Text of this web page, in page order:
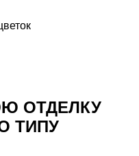
ОТДЕЛКУ
ТИПУ